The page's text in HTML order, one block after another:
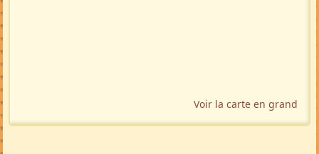
Voir la carte en grand